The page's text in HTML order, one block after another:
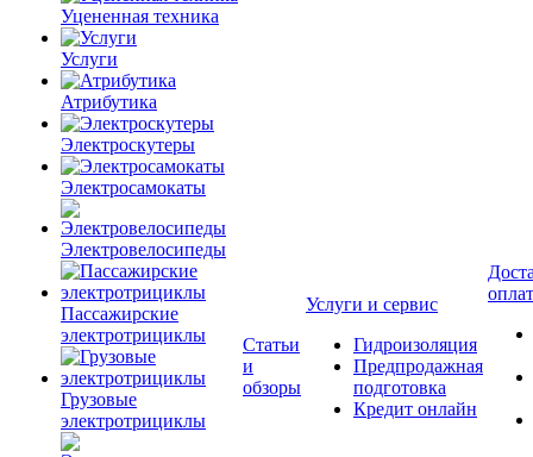
Уцененная техника
Услуги
Атрибутика
Электроскутеры
Электросамокаты
Электровелосипеды
Пассажирские
электротрициклы
Грузовые
электротрициклы
Статьи
и
обзоры
Услуги и сервис
Гидроизоляция
Предпродажная
подготовка
Кредит онлайн